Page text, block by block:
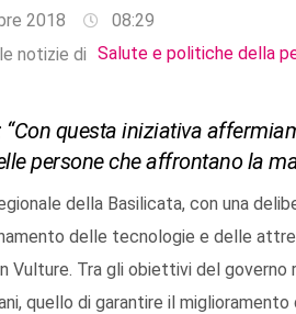
2018
08:29
notizie di Salute e politiche della
“Con questa iniziativa
persone che affrontano la
della Basilicata, con una
delle tecnologie e delle
Vulture. Tra gli obiettivi del
quello di garantire il